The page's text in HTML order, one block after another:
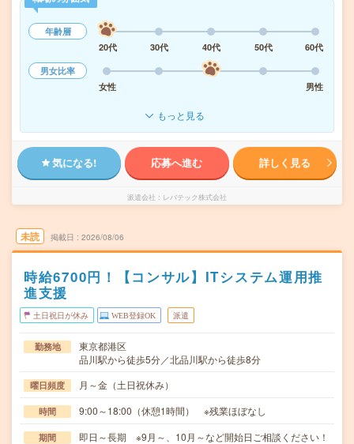
年齢層
20代
30代 40代 50代
60代
男女比率
女性
男性
もっと見る
気になる! 応募へ進む 詳しく見る
派遣会社 レバテック株式会社
未読 掲載日 2026/08/06
時給6700円！【コンサル】ITシステム運用推
進支援
土日祝日が休み WEB登録OK 派遣
勤務地
東京都港区
品川駅から徒歩5分／北品川駅から徒歩8分
曜日頻度 月～金（土日祝休み）
時間 9:00～18:00（休憩1時間） ※残業ほぼなし
期間 即日～長期 ※9月～、10月～など開始日ご相談ください！